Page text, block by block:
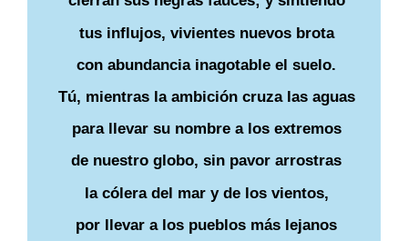
tus influjos, vivientes nuevos brota
con abundancia inagotable el suelo.
Tú, mientras la ambición cruza las aguas
para llevar su nombre a los extremos
de nuestro globo, sin pavor arrostras
la cólera del mar y de los vientos,
por llevar a los pueblos más lejanos